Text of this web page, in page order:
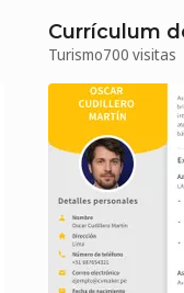
Currículum
Turismo700 visitas